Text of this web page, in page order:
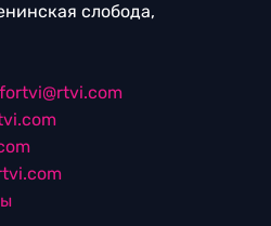
слобода,